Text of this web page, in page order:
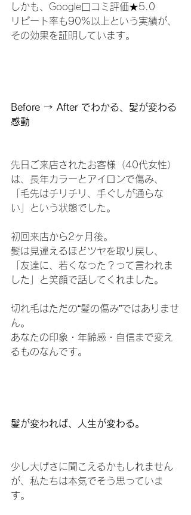
しかも、Google口コミ評価★5.0
リピート率も90%以上という実績が、
その効果を証明しています。
Before → After でわかる、髪が変わる
感動
先日ご来店されたお客様（40代女性）
は、長年カラーとアイロンで傷み、
「毛先はチリチリ、手ぐしが通らな
い」という状態でした。
初回来店から2ヶ月後。
髪は見違えるほどツヤを取り戻し、
「友達に、若くなった？って言われま
した」と笑顔で話してくれました。
切れ毛はただの“髪の傷み”ではありませ
ん。
あなたの印象・年齢感・自信まで変え
るものなんです。
髪が変われば、人生が変わる。
少し大げさに聞こえるかもしれません
が、私たちは本気でそう思っていま
す。